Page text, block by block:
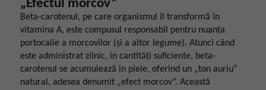
„Efectul morcov”
Beta-carotenul, pe care organismul îl transformă în
vitamina A, este compusul responsabil pentru nuanța
portocalie a morcovilor (și a altor legume). Atunci când
este administrat zilnic, în cantități suficiente, beta-
carotenul se acumulează în piele, oferind un „ton auriu”
natural, adesea denumit „efect morcov”. Această